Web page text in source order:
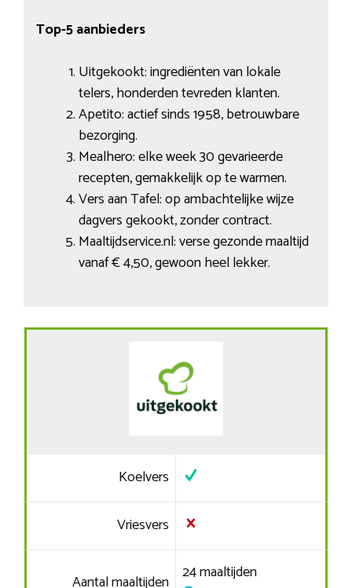
Top-5 aanbieders
Uitgekookt: ingrediënten van lokale
telers, honderden tevreden klanten.
Apetito: actief sinds 1958, betrouwbare
bezorging.
Mealhero: elke week 30 gevarieerde
recepten, gemakkelijk op te warmen.
Vers aan Tafel: op ambachtelijke wijze
dagvers gekookt, zonder contract.
Maaltijdservice.nl: verse gezonde maaltijd
vanaf € 4,50, gewoon heel lekker.
Koelvers
Vriesvers
Aantal maaltijden 24 maaltijden